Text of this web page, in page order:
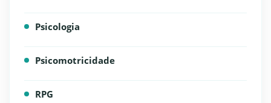
Psicologia
Psicomotricidade
RPG